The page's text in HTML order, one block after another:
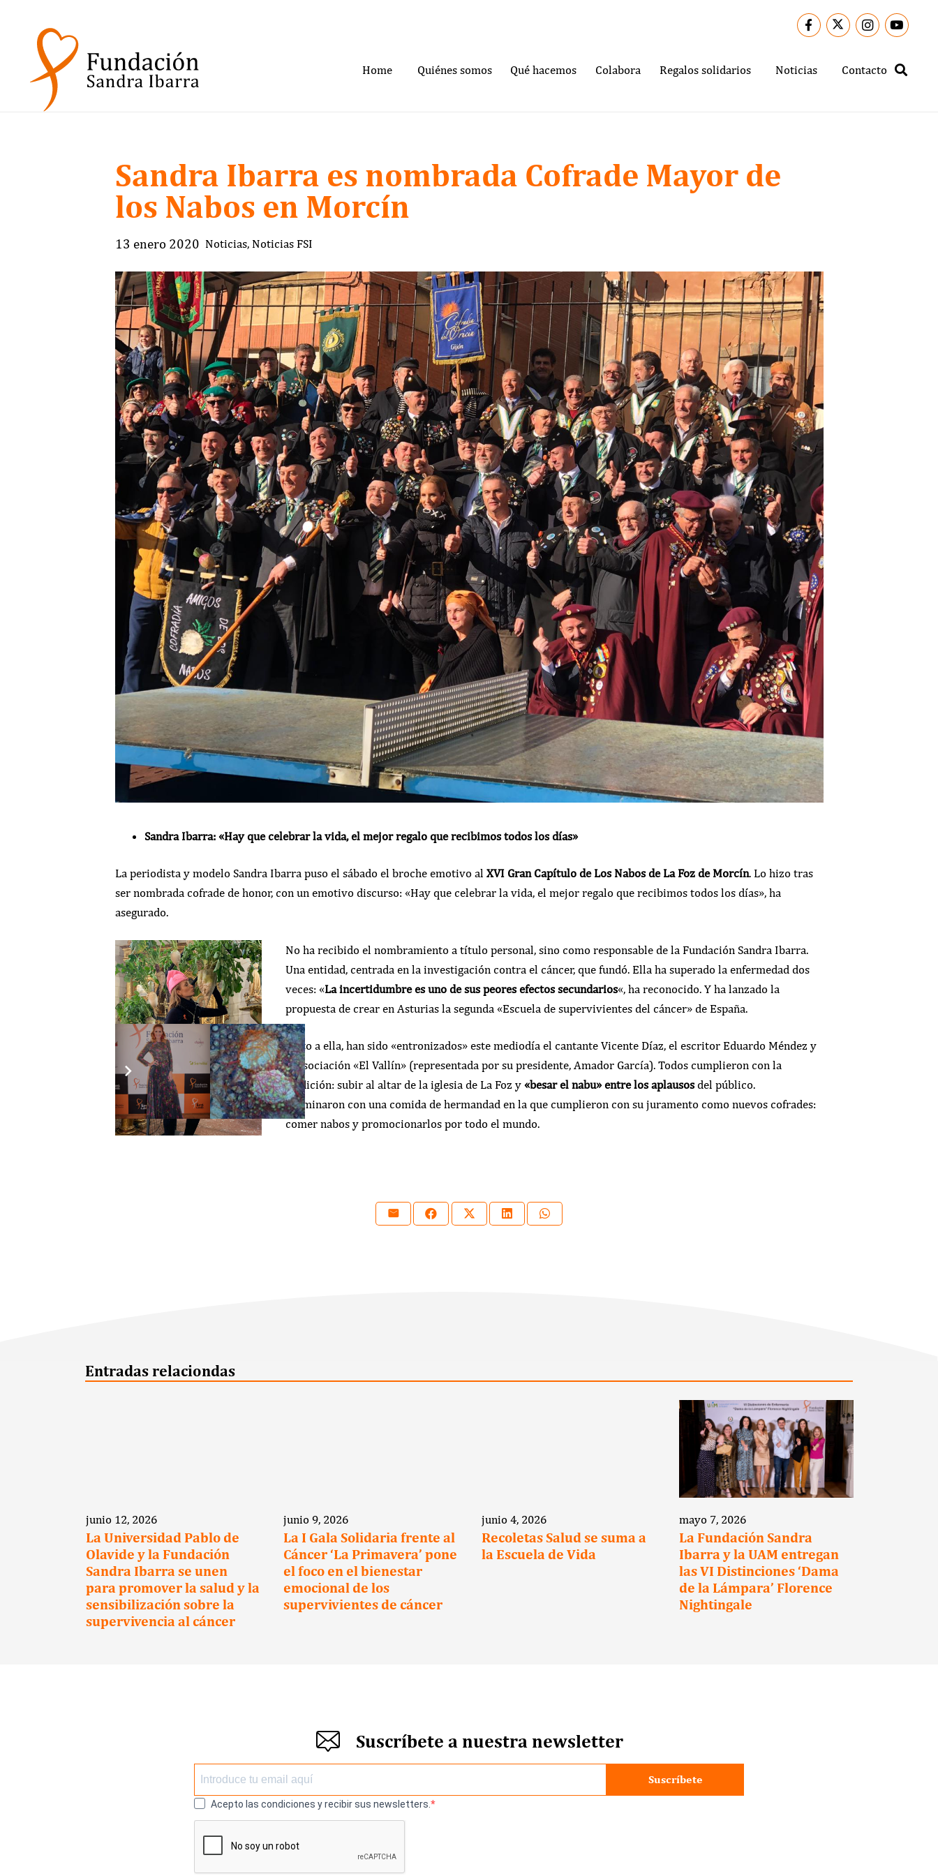
Home Quiénes somos Qué hacemos Colabora Regalos solidarios Noticias Contacto
Sandra Ibarra es nombrada Cofrade Mayor de
los Nabos en Morcín
13 enero 2020 Noticias, Noticias FSI
Sandra Ibarra: «Hay que celebrar la vida, el mejor regalo que recibimos todos los días»
La periodista y modelo Sandra Ibarra puso el sábado el broche emotivo al XVI Gran Capítulo de Los Nabos de La Foz de Morcín. Lo hizo tras
ser nombrada cofrade de honor, con un emotivo discurso: «Hay que celebrar la vida, el mejor regalo que recibimos todos los días», ha
asegurado.
No ha recibido el nombramiento a título personal, sino como responsable de la Fundación Sandra Ibarra.
Una entidad, centrada en la investigación contra el cáncer, que fundó. Ella ha superado la enfermedad dos
veces: «La incertidumbre es uno de sus peores efectos secundarios«, ha reconocido. Y ha lanzado la
propuesta de crear en Asturias la segunda «Escuela de supervivientes del cáncer» de España.
Junto a ella, han sido «entronizados» este mediodía el cantante Vicente Díaz, el escritor Eduardo Méndez y
la asociación «El Vallín» (representada por su presidente, Amador García). Todos cumplieron con la
tradición: subir al altar de la iglesia de La Foz y «besar el nabu» entre los aplausosdel público.
Terminaron con una comida de hermandad en la que cumplieron con su juramento como nuevos cofrades:
comer nabos y promocionarlos por todo el mundo.
Entradas relaciondas
junio 12, 2026
La Universidad Pablo de
Olavide y la Fundación
Sandra Ibarra se unen
para promover la salud y la
sensibilización sobre la
supervivencia al cáncer
junio 9, 2026
La I Gala Solidaria frente al
Cáncer ‘La Primavera’ pone
el foco en el bienestar
emocional de los
supervivientes de cáncer
junio 4, 2026
Recoletas Salud se suma a
la Escuela de Vida
mayo 7, 2026
La Fundación Sandra
Ibarra y la UAM entregan
las VI Distinciones ‘Dama
de la Lámpara’ Florence
Nightingale
Suscríbete a nuestra newsletter
Suscríbete
Acepto las condiciones y recibir sus newsletters.